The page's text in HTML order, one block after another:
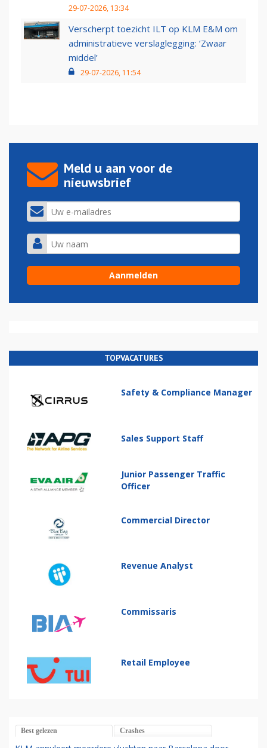
29-07-2026, 13:34
Verscherpt toezicht ILT op KLM E&M om
administratieve verslaglegging: ‘Zwaar
middel’
29-07-2026, 11:54
Meld u aan voor de
nieuwsbrief
TOPVACATURES
Safety & Compliance Manager
Sales Support Staff
Junior Passenger Traffic
Officer
Commercial Director
Revenue Analyst
Commissaris
Retail Employee
Best gelezen Crashes